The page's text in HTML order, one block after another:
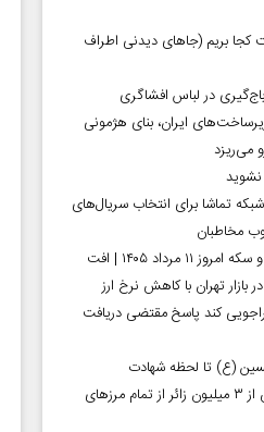
کجا بریم (جاهای دیدنی اطراف
باج‌گیری در لباس افشاگری
ایران، بنای هژمونی
می‌ریزد
نشوید
تماشا برای انتخاب سریال‌های
مخاطبان
قیمت طلا و سکه امروز ۱۱ مرداد ۱۴۰۵ | افت
بازار تهران با کاهش نرخ ارز
کند پاسخ مقتضی دریافت
(ع) تا لحظه شهادت
خروج بیش از ۳ میلیون زائر از تمام مرز‌های